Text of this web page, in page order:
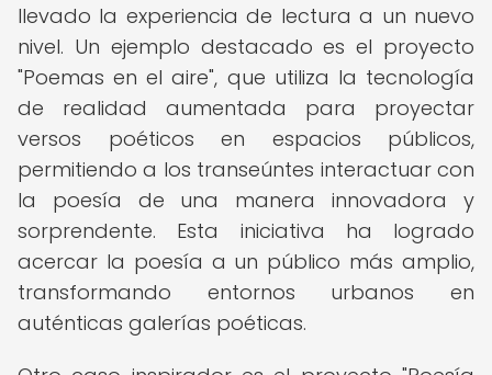
llevado la experiencia de lectura a un nuevo
nivel. Un ejemplo destacado es el proyecto
"Poemas en el aire", que utiliza la tecnología
de realidad aumentada para proyectar
versos poéticos en espacios públicos,
permitiendo a los transeúntes interactuar con
la poesía de una manera innovadora y
sorprendente. Esta iniciativa ha logrado
acercar la poesía a un público más amplio,
transformando entornos urbanos en
auténticas galerías poéticas.